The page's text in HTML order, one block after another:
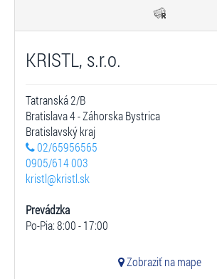
KRISTL, s.r.o.
Tatranská 2/B
Bratislava 4 - Záhorska Bystrica
Bratislavský kraj
02/65956565
0905/614 003
kristl@kristl.sk
Prevádzka
Po-Pia: 8:00 - 17:00
Zobraziť na mape